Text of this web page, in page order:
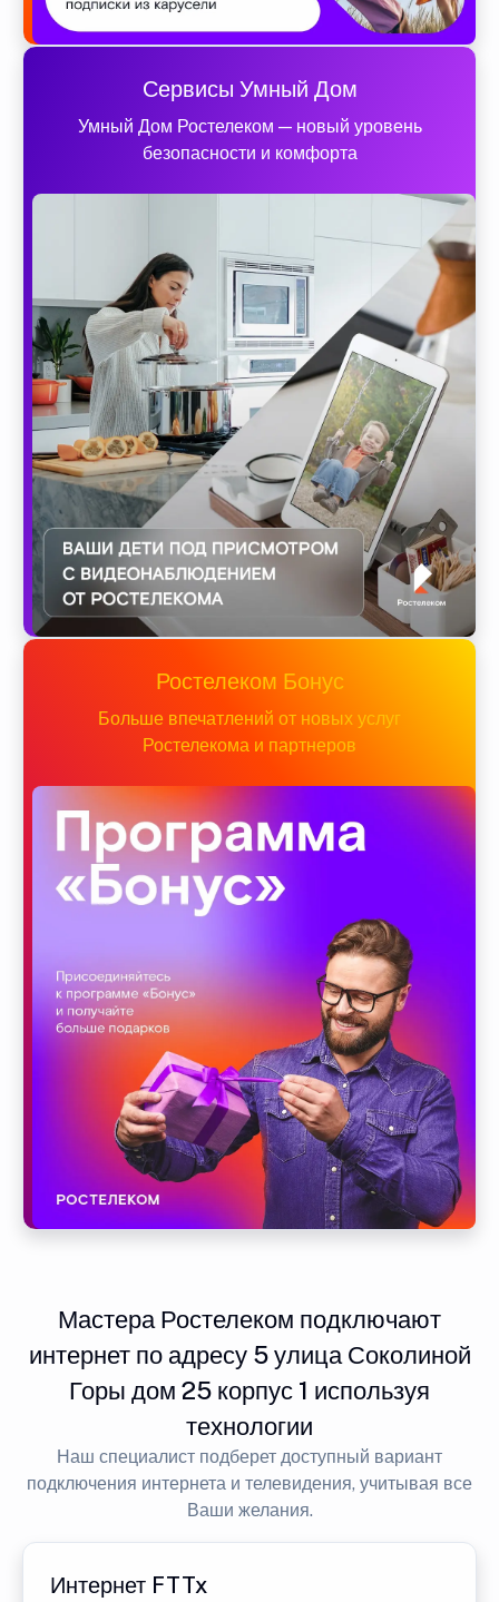
Сервисы Умный Дом
Умный Дом Ростелеком — новый уровень
безопасности и комфорта
Ростелеком Бонус
Больше впечатлений от новых услуг
Ростелекома и партнеров
Мастера Ростелеком подключают
интернет по адресу 5 улица Соколиной
Горы дом 25 корпус 1 используя
технологии
Наш специалист подберет доступный вариант
подключения интернета и телевидения, учитывая все
Ваши желания.
Интернет FTTx